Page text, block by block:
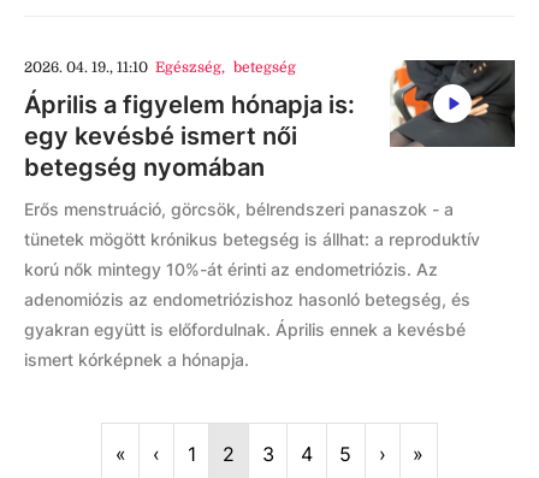
2026. 04. 19., 11:10 Egészség, betegség
Április a figyelem hónapja is:
egy kevésbé ismert női
betegség nyomában
Erős menstruáció, görcsök, bélrendszeri panaszok - a
tünetek mögött krónikus betegség is állhat: a reproduktív
korú nők mintegy 10%-át érinti az endometriózis. Az
adenomiózis az endometriózishoz hasonló betegség, és
gyakran együtt is előfordulnak. Április ennek a kevésbé
ismert kórképnek a hónapja.
«First‹ Previous
1 2 3 4 5 ›Next
»